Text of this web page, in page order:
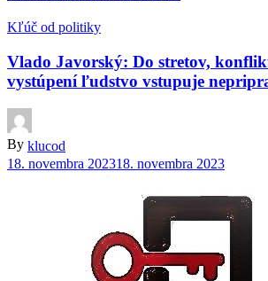
Kľúč od politiky
Vlado Javorský: Do stretov,
vystúpení ľudstvo vstupuje
By klucod
18. novembra 202318. novembra 2023